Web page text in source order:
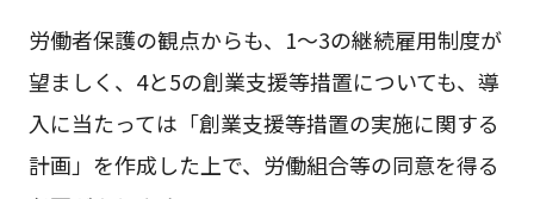
労働者保護の観点からも、1～3の継続雇用制度が
望ましく、4と5の創業支援等措置についても、導
入に当たっては「創業支援等措置の実施に関する
計画」を作成した上で、労働組合等の同意を得る